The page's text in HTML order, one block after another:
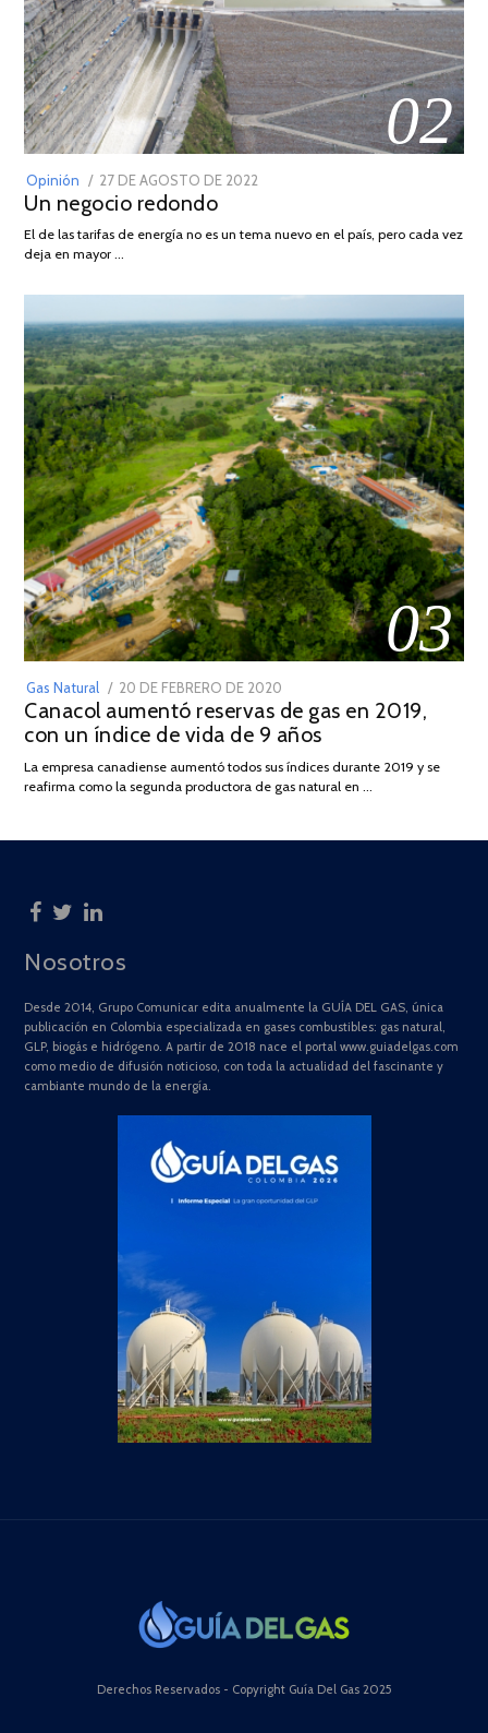
02
Opinión
POSTED
ON
27 DE AGOSTO DE 2022
DE
Un negocio redondo
El de las tarifas de energía no es un tema nuevo en el país, pero cada vez
deja en mayor …
03
Gas Natural
POSTED
ON
20 DE FEBRERO DE 2020
DE
JULIO
2025
Canacol aumentó reservas de gas en 2019,
con un índice de vida de 9 años
La empresa canadiense aumentó todos sus índices durante 2019 y se
reafirma como la segunda productora de gas natural en …
Nosotros
Desde 2014, Grupo Comunicar edita anualmente la GUÍA DEL GAS, única
publicación en Colombia especializada en gases combustibles: gas natural,
GLP, biogás e hidrógeno. A partir de 2018 nace el portal www.guiadelgas.com
como medio de difusión noticioso, con toda la actualidad del fascinante y
cambiante mundo de la energía.
Derechos Reservados - Copyright Guía Del Gas 2025